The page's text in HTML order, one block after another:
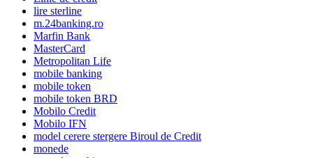
lire sterline
m.24banking.ro
Marfin Bank
MasterCard
Metropolitan Life
mobile banking
mobile token
mobile token BRD
Mobilo Credit
Mobilo IFN
model cerere stergere Biroul de Credit
monede